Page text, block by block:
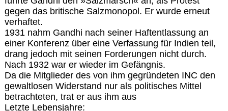
gegen das britische Salzmonopol. Er wurde erneut
verhaftet.
1931 nahm Gandhi nach seiner Haftentlassung an
einer Konferenz über eine Verfassung für Indien teil,
drang jedoch mit seinen Forderungen nicht durch.
Nach 1932 war er wieder im Gefängnis.
Da die Mitglieder des von ihm gegründeten INC den
gewaltlosen Widerstand nur als politisches Mittel
betrachteten, trat er aus ihm aus
Letzte Lebensjahre: